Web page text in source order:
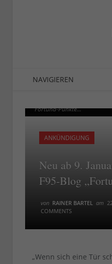
NAVIGIEREN
"Fortuna-Punkte..."
ANKÜNDIGUNG
Neu ab 9.
F95-Blog
von RAINER BARTEL am
COMMENTS
"Fortuna-Punkte..."
„Wenn sich eine Tür